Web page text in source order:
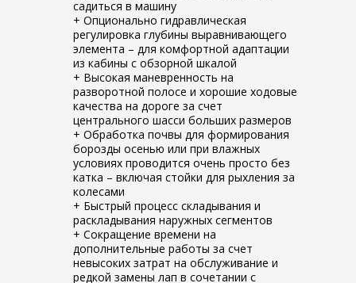
садиться в машину
+ Опционально гидравлическая
регулировка глубины выравнивающего
элемента – для комфортной адаптации
из кабины с обзорной шкалой
+ Высокая маневренность на
разворотной полосе и хорошие ходовые
качества на дороге за счет
центрального шасси больших размеров
+ Обработка почвы для формирования
борозды осенью или при влажных
условиях проводится очень просто без
катка – включая стойки для рыхления за
колесами
+ Быстрый процесс складывания и
раскладывания наружных сегментов
+ Сокращение времени на
дополнительные работы за счет
невысоких затрат на обслуживание и
редкой замены лап в сочетании с